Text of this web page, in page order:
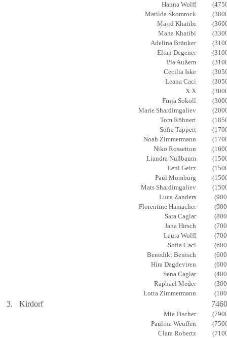
Hanna Wolff
Matilda Skomrock
Majid Khatibi
Maha Khatibi
Adelina Brünker
Elian Degener
Pia Außem
Cecilia Iske
Leana Caci
X X
Finja Sokoll
Marie Shardimgaliev
Tom Röhnert
Sofia Tappert
Noah Zimmermann
Niko Rossetton
Liandra Nußbaum
Leni Geitz
Paul Momburg
Mats Shardimgaliev
Luca Zanders
Florentine Hamacher
Sara Caglar
Jana Hirsch
Laura Wolff
Sofia Caci
Benedikt Benisch
Hira Dagdeviren
Sena Caglar
Raphael Meder
Lotta Zimmermann
3. Kirdorf
Mia Fischer
Paulina Weuffen
Clara Robertz